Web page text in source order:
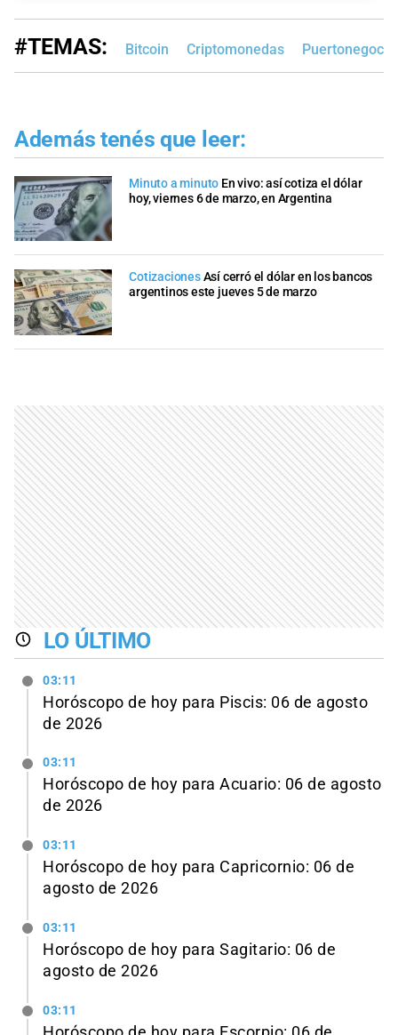
#TEMAS: Bitcoin Criptomonedas
Además tenés que leer:
Minuto a minuto En vivo: así cotiza el dólar
hoy, viernes 6 de marzo, en Argentina
CotizacionesAsí cerró el dólar en los bancos
argentinos este jueves 5 de marzo
LO ÚLTIMO
03:11
Horóscopo de hoy para Piscis: 06 de agosto
de 2026
03:11
Horóscopo de hoy para Acuario: 06 de agosto
de 2026
03:11
Horóscopo de hoy para Capricornio: 06 de
agosto de 2026
03:11
Horóscopo de hoy para Sagitario: 06 de
agosto de 2026
03:11